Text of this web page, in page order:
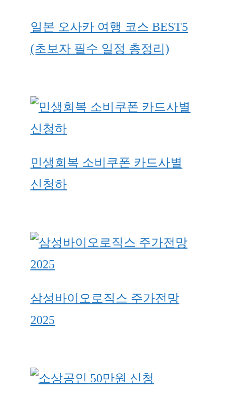
일본 오사카 여행 코스 BEST5
(초보자 필수 일정 총정리)
민생회복 소비쿠폰 카드사별
신청하
삼성바이오로직스 주가전망
2025